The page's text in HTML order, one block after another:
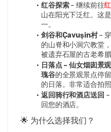
红谷探索 – 继续前往
山在阳光下泛红。这
一。
剑谷和Çavuşin村 –
的山脊和小洞穴教堂
被遗弃石屋的古老希腊
日落点 – 仙女烟囱景
瑰谷的全景观景点停
的日落。非常适合拍照
返回骑行和酒店送回
回您的酒店。
🌟 为什么选择我们？